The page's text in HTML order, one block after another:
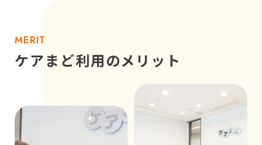
MERIT
ケアまど利用のメリット